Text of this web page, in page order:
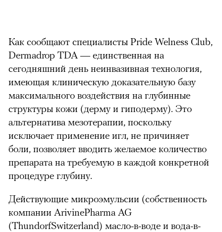
Как сообщают специалисты Pride Welness Club,
Dermadrop TDA — единственная на
сегодняшний день неинвазивная технология,
имеющая клиническую доказательную базу
максимального воздействия на глубинные
структуры кожи (дерму и гиподерму). Это
альтернатива мезотерапии, поскольку
исключает применение игл, не причиняет
боли, позволяет вводить желаемое количество
препарата на требуемую в каждой конкретной
процедуре глубину.
Действующие микроэмульсии (собственность
компании ArivinePharma AG
(ThundorfSwitzerland) масло-в-воде и вода-в-